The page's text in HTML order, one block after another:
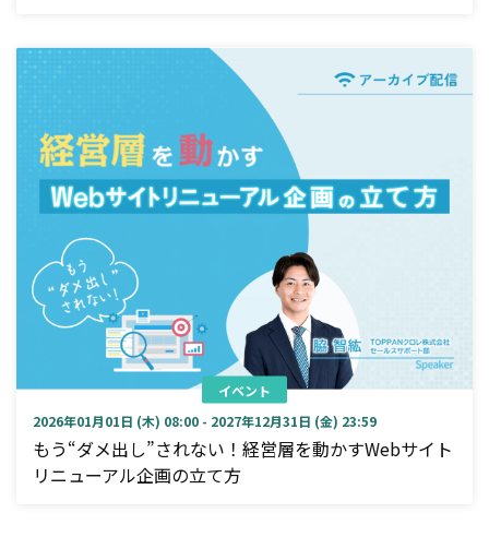
イベント
2026年01月01日 (木) 08:00 - 2027年12月31日 (金) 23:59
もう“ダメ出し”されない！経営層を動かすWebサイト
リニューアル企画の立て方